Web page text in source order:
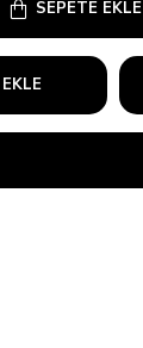
SEPETE EKLE